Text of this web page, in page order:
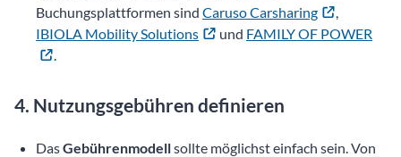
Buchungsplattformen sind Caruso Carsharing
,
IBIOLA Mobility Solutions
und FAMILY OF POWER
.
4. Nutzungsgebühren definieren
DasGebührenmodellsollte möglichst einfach sein. Von